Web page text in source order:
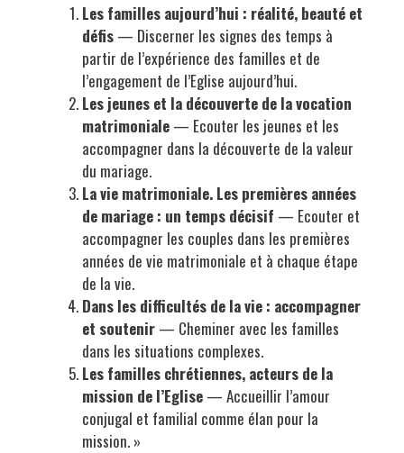
Les familles aujourd’hui : réalité, beauté et
défis — Discerner les signes des temps à
partir de l’expérience des familles et de
l’engagement de l’Eglise aujourd’hui.
Les jeunes et la découverte de la vocation
matrimoniale — Ecouter les jeunes et les
accompagner dans la découverte de la valeur
du mariage.
La vie matrimoniale. Les premières années
de mariage : un temps décisif — Ecouter et
accompagner les couples dans les premières
années de vie matrimoniale et à chaque étape
de la vie.
Dans les difficultés de la vie : accompagner
et soutenir — Cheminer avec les familles
dans les situations complexes.
Les familles chrétiennes, acteurs de la
mission de l’Eglise — Accueillir l’amour
conjugal et familial comme élan pour la
mission. »